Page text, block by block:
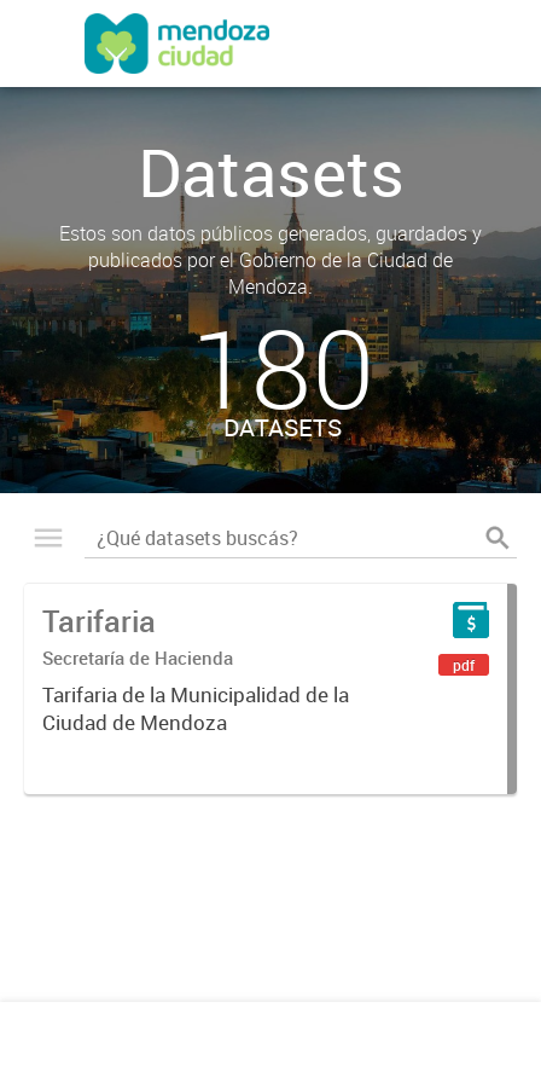
Datasets
Estos son datos públicos generados, guardados y
publicados por el Gobierno de la Ciudad de
Mendoza.
180
DATASETS
Tarifaria
Secretaría de Hacienda
Tarifaria de la Municipalidad de la
Ciudad de Mendoza
pdf